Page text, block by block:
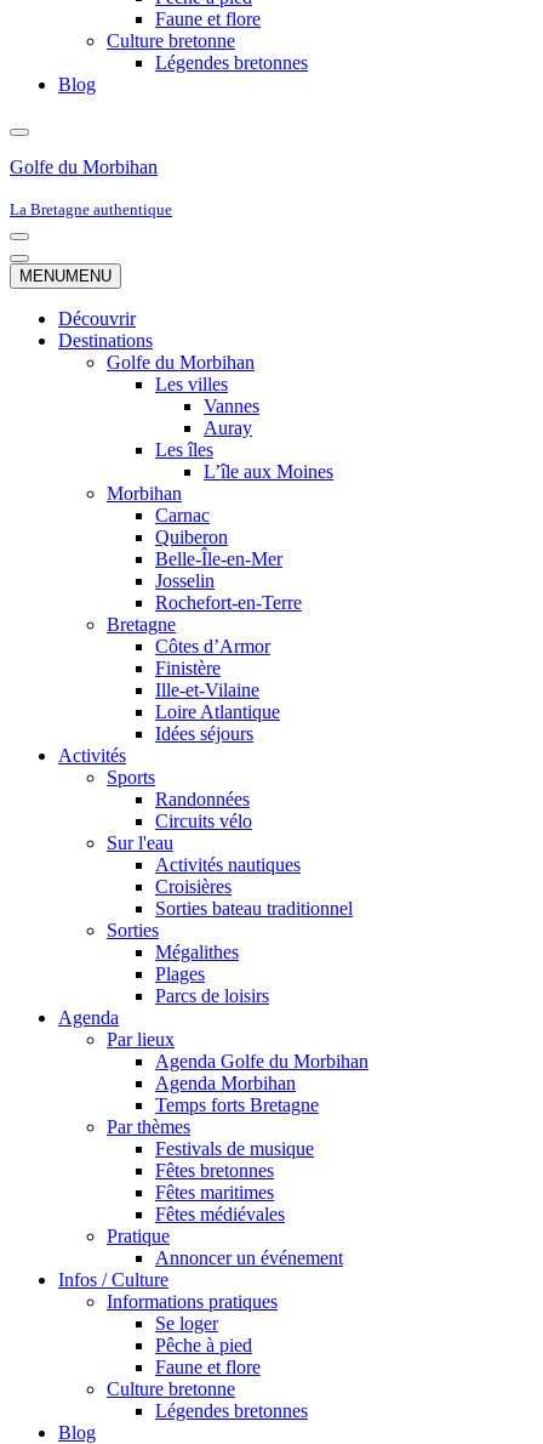
Faune et flore
Culture bretonne
Légendes bretonnes
Blog
Golfe du Morbihan
La Bretagne authentique
Menu
de
navigation
Menu
de
MENUMENU
Découvrir
Destinations
Golfe du Morbihan
Les villes
Vannes
Auray
Les îles
L’île aux Moines
Morbihan
Carnac
Quiberon
Belle-Île-en-Mer
Josselin
Rochefort-en-Terre
Bretagne
Côtes d’Armor
Finistère
Ille-et-Vilaine
Loire Atlantique
Idées séjours
Activités
Sports
Randonnées
Circuits vélo
Sur l'eau
Activités nautiques
Croisières
Sorties bateau traditionnel
Sorties
Mégalithes
Plages
Parcs de loisirs
Agenda
Par lieux
Agenda Golfe du Morbihan
Agenda Morbihan
Temps forts Bretagne
Par thèmes
Festivals de musique
Fêtes bretonnes
Fêtes maritimes
Fêtes médiévales
Pratique
Annoncer un événement
Infos / Culture
Informations pratiques
Se loger
Pêche à pied
Faune et flore
Culture bretonne
Légendes bretonnes
Blog